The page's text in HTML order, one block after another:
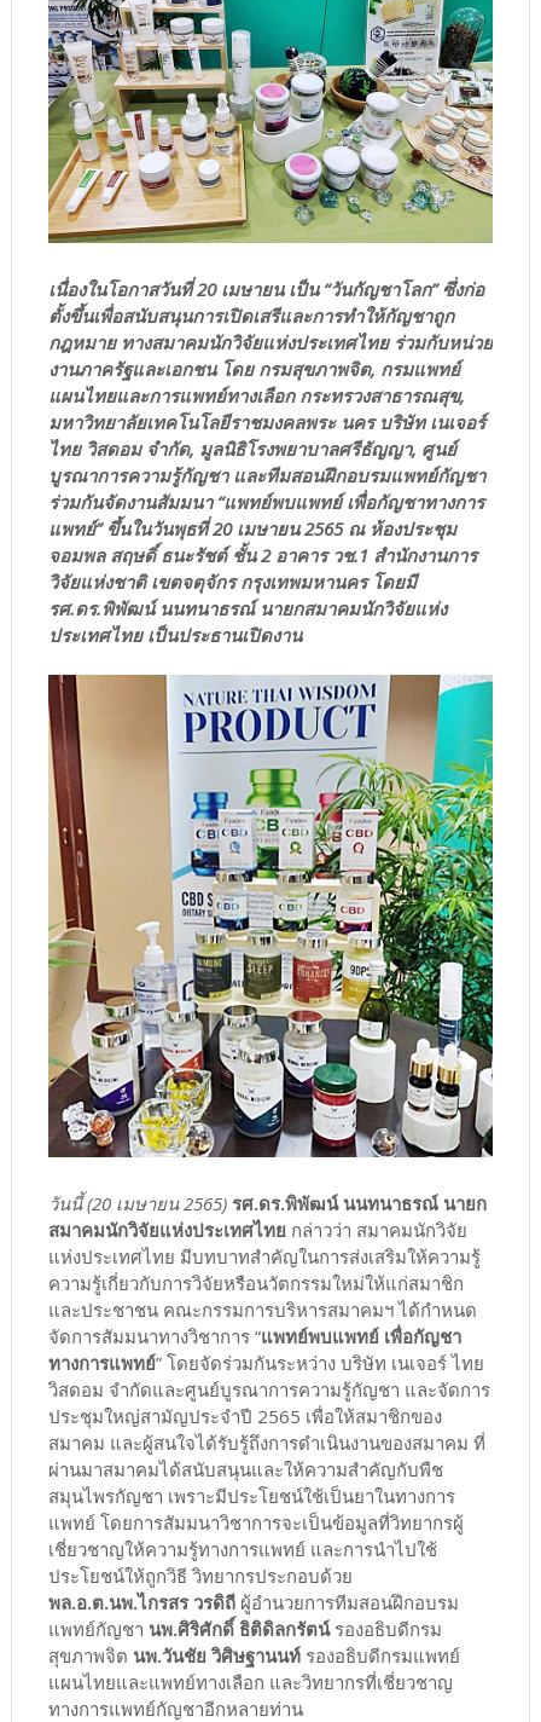
เนื่องในโอกาสวันที่ 20 เมษายน เป็น “วันกัญชาโลก” ซึ่งก่อ
ตั้งขึ้นเพื่อสนับสนุนการเปิดเสรีและการทำให้กัญชาถูก
กฎหมาย ทางสมาคมนักวิจัยแห่งประเทศไทย ร่วมกับหน่วย
งานภาครัฐและเอกชน โดย กรมสุขภาพจิต, กรมแพทย์
แผนไทยและการแพทย์ทางเลือก กระทรวงสาธารณสุข,
มหาวิทยาลัยเทคโนโลยีราชมงคลพระ นคร บริษัท เนเจอร์
ไทย วิสดอม จำกัด, มูลนิธิโรงพยาบาลศรีธัญญา, ศูนย์
บูรณาการความรู้กัญชา และทีมสอนฝึกอบรมแพทย์กัญชา
ร่วมกันจัดงานสัมมนา “แพทย์พบแพทย์ เพื่อกัญชาทางการ
แพทย์” ขึ้นในวันพุธที่ 20 เมษายน 2565 ณ ห้องประชุม
จอมพล สฤษดิ์ ธนะรัชต์ ชั้น 2 อาคาร วช.1 สำนักงานการ
วิจัยแห่งชาติ เขตจตุจักร กรุงเทพมหานคร โดยมี
รศ.ดร.พิพัฒน์ นนทนาธรณ์ นายกสมาคมนักวิจัยแห่ง
ประเทศไทย เป็นประธานเปิดงาน
วันนี้ (20 เมษายน 2565)รศ.ดร.พิพัฒน์ นนทนาธรณ์ นายก
สมาคมนักวิจัยแห่งประเทศไทย กล่าวว่า สมาคมนักวิจัย
แห่งประเทศไทย มีบทบาทสำคัญในการส่งเสริมให้ความรู้
ความรู้เกี่ยวกับการวิจัยหรือนวัตกรรมใหม่ให้แก่สมาชิก
และประชาชน คณะกรรมการบริหารสมาคมฯ ได้กำหนด
จัดการสัมมนาทางวิชาการ “แพทย์พบแพทย์ เพื่อกัญชา
ทางการแพทย์” โดยจัดร่วมกันระหว่าง บริษัท เนเจอร์ ไทย
วิสดอม จำกัดและศูนย์บูรณาการความรู้กัญชา และจัดการ
ประชุมใหญ่สามัญประจำปี 2565 เพื่อให้สมาชิกของ
สมาคม และผู้สนใจได้รับรู้ถึงการดำเนินงานของสมาคม ที่
ผ่านมาสมาคมได้สนับสนุนและให้ความสำคัญกับพืช
สมุนไพรกัญชา เพราะมีประโยชน์ใช้เป็นยาในทางการ
แพทย์ โดยการสัมมนาวิชาการจะเป็นข้อมูลที่วิทยากรผู้
เชี่ยวชาญให้ความรู้ทางการแพทย์ และการนำไปใช้
ประโยชน์ให้ถูกวิธี วิทยากรประกอบด้วย
พล.อ.ต.นพ.ไกรสร วรดิถีผู้อำนวยการทีมสอนฝึกอบรม
แพทย์กัญชา นพ.ศิริศักดิ์ ธิติดิลกรัตน์รองอธิบดีกรม
สุขภาพจิต นพ.วันชัย วิศิษฐานนท์รองอธิบดีกรมแพทย์
แผนไทยและแพทย์ทางเลือก และวิทยากรที่เชี่ยวชาญ
ทางการแพทย์กัญชาอีกหลายท่าน